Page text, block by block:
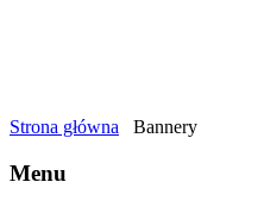
Strona główna Bannery
Menu